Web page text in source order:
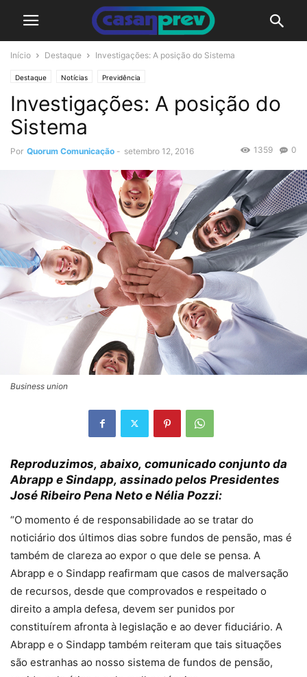
Início Destaque Investigações: A posição do Sistema
Destaque Notícias Previdência
Investigações: A posição do
Sistema
Por Quorum Comunicação - setembro 12, 2016 0
1359
Business union
Reproduzimos, abaixo, comunicado conjunto da
Abrapp e Sindapp, assinado pelos Presidentes
José Ribeiro Pena Neto e Nélia Pozzi:
“O momento é de responsabilidade ao se tratar do
noticiário dos últimos dias sobre fundos de pensão, mas é
também de clareza ao expor o que dele se pensa. A
Abrapp e o Sindapp reafirmam que casos de malversação
de recursos, desde que comprovados e respeitado o
direito a ampla defesa, devem ser punidos por
constituírem afronta à legislação e ao dever fiduciário. A
Abrapp e o Sindapp também reiteram que tais situações
são estranhas ao nosso sistema de fundos de pensão,